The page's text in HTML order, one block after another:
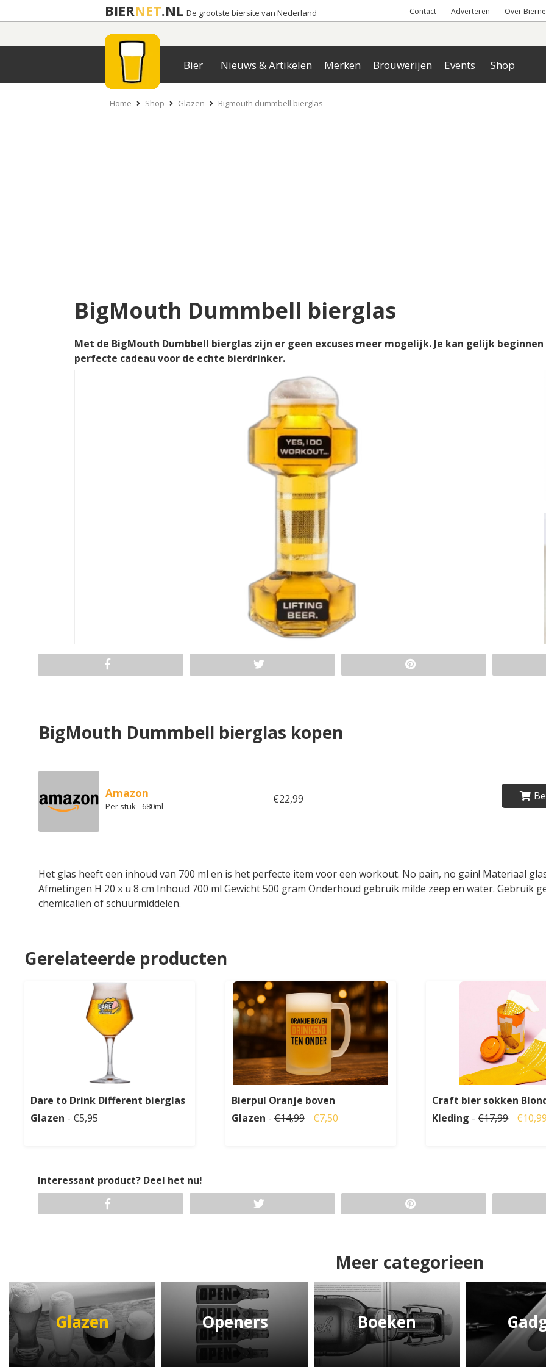
BIERNET.NL De grootste biersite van Nederland Contact Adverteren Over
Bier Nieuws & Artikelen Merken Brouwerijen Events Shop
Home Shop Glazen Bigmouth dummbell bierglas
BigMouth Dummbell bierglas
Met de BigMouth Dumbbell bierglas zijn er geen excuses meer mogelijk. Je kan gelijk
perfecte cadeau voor de echte bierdrinker.
BigMouth Dummbell bierglas kopen
Amazon
Per stuk - 680ml
€22,99
Het glas heeft een inhoud van 700 ml en is het perfecte item voor een workout. No pain, no gain! Materiaal
Afmetingen H 20 x u 8 cm Inhoud 700 ml Gewicht 500 gram Onderhoud gebruik milde zeep en water. Gebruik
chemicalien of schuurmiddelen.
Gerelateerde producten
Dare to Drink Different bierglas
Glazen - €5,95
Bierpul Oranje boven
Glazen -€14,99 €7,50
Craft bier sokken
Kleding -€17,99
Interessant product? Deel het nu!
Meer categorieen
Glazen Openers Boeken